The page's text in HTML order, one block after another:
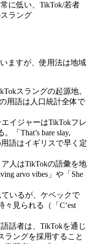
に低い、TikTok/若者
ラング
ますが、使用法は地域
スラングの起源地。
の用語は人口統計全体で
イジャーはTikTokフレ
「That’s bare slay,
語はイギリスで早く定
人はTikTokの語彙を地
arvo vibes」や「She
いるが、ケベックで
見られる（「C’est
話者は、TikTokを通じ
ラングを採用すること